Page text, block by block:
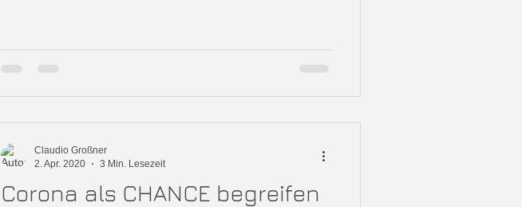
Corona als CHANCE begreifen
Claudio Großner
2. Apr. 2020
3 Min. Lesezeit